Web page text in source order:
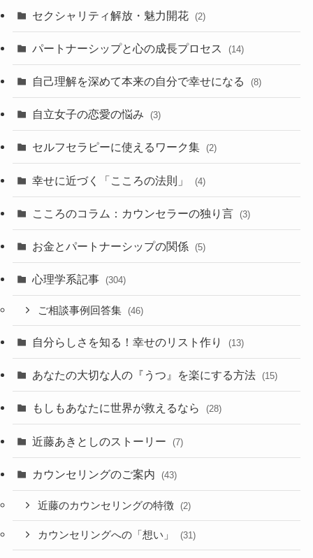
セクシャリティ解放・魅力開花 (2)
パートナーシップと心の成長プロセス (14)
自己理解を深めて本来の自分で幸せになる (8)
自立女子の恋愛の悩み (3)
セルフセラピーに使えるワーク集 (2)
幸せに近づく「こころの法則」 (4)
こころのコラム：カウンセラーの独り言 (3)
お金とパートナーシップの関係 (5)
心理学系記事 (304)
ご相談事例回答集 (46)
自分らしさを知る！幸せのリスト作り (13)
あなたの大切な人の『うつ』を楽にする方法 (15)
もしもあなたに世界が救えるなら (28)
近藤あきとしのストーリー (7)
カウンセリングのご案内 (43)
近藤のカウンセリングの特徴 (2)
カウンセリングへの「想い」 (31)